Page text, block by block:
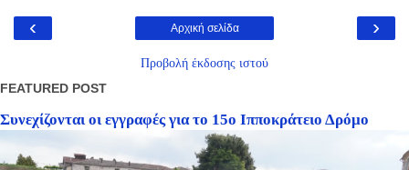
‹ ›
Αρχική σελίδα
Προβολή έκδοσης ιστού
FEATURED POST
Συνεχίζονται οι εγγραφές για το 15ο Ιπποκράτειο Δρόμο